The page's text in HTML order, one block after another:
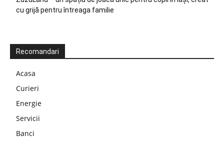
cu grijă pentru întreaga familie
Recomandari
Acasa
Curieri
Energie
Servicii
Banci